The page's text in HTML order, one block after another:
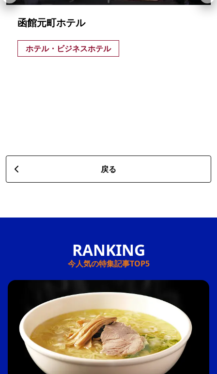
函館元町ホテル
ホテル・ビジネスホテル
戻る
今人気の特集記事TOP5